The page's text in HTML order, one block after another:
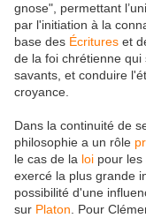
gnose", permettant
par l'initiation à la
base des Écritures et
de la foi chrétienne
savants, et conduire
croyance.
Dans la continuité de
philosophie a un rôle
le cas de la loi pour les
exercé la plus grande
possibilité d'une
sur Platon . Pour